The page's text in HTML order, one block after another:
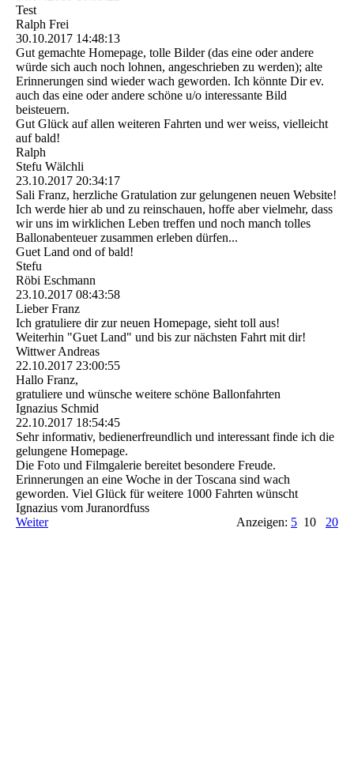
Test
Ralph Frei
30.10.2017 14:48:13
Gut gemachte Homepage, tolle Bilder (das eine oder andere
würde sich auch noch lohnen, angeschrieben zu werden); alte
Erinnerungen sind wieder wach geworden. Ich könnte Dir ev.
auch das eine oder andere schöne u/o interessante Bild
beisteuern.
Gut Glück auf allen weiteren Fahrten und wer weiss, vielleicht
auf bald!
Ralph
Stefu Wälchli
23.10.2017 20:34:17
Sali Franz, herzliche Gratulation zur gelungenen neuen Website!
Ich werde hier ab und zu reinschauen, hoffe aber vielmehr, dass
wir uns im wirklichen Leben treffen und noch manch tolles
Ballonabenteuer zusammen erleben dürfen...
Guet Land ond of bald!
Stefu
Röbi Eschmann
23.10.2017 08:43:58
Lieber Franz
Ich gratuliere dir zur neuen Homepage, sieht toll aus!
Weiterhin "Guet Land" und bis zur nächsten Fahrt mit dir!
Wittwer Andreas
22.10.2017 23:00:55
Hallo Franz,
gratuliere und wünsche weitere schöne Ballonfahrten
Ignazius Schmid
22.10.2017 18:54:45
Sehr informativ, bedienerfreundlich und interessant finde ich die
gelungene Homepage.
Die Foto und Filmgalerie bereitet besondere Freude.
Erinnerungen an eine Woche in der Toscana sind wach
geworden. Viel Glück für weitere 1000 Fahrten wünscht
Ignazius vom Juranordfuss
Weiter
Anzeigen: 5 10 20